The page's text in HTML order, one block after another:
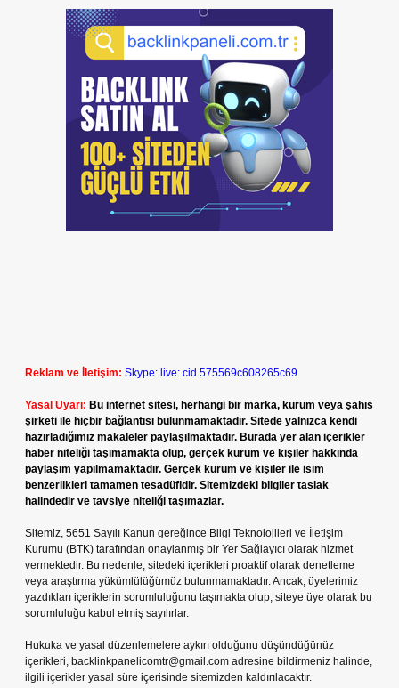
Reklam ve İletişim: Skype: live:.cid.575569c608265c69
Yasal Uyarı: Bu internet sitesi, herhangi bir marka, kurum veya şahıs
şirketi ile hiçbir bağlantısı bulunmamaktadır. Sitede yalnızca kendi
hazırladığımız makaleler paylaşılmaktadır. Burada yer alan içerikler
haber niteliği taşımamakta olup, gerçek kurum ve kişiler hakkında
paylaşım yapılmamaktadır. Gerçek kurum ve kişiler ile isim
benzerlikleri tamamen tesadüfidir. Sitemizdeki bilgiler taslak
halindedir ve tavsiye niteliği taşımazlar.
Sitemiz, 5651 Sayılı Kanun gereğince Bilgi Teknolojileri ve İletişim
Kurumu (BTK) tarafından onaylanmış bir Yer Sağlayıcı olarak hizmet
vermektedir. Bu nedenle, sitedeki içerikleri proaktif olarak denetleme
veya araştırma yükümlülüğümüz bulunmamaktadır. Ancak, üyelerimiz
yazdıkları içeriklerin sorumluluğunu taşımakta olup, siteye üye olarak bu
sorumluluğu kabul etmiş sayılırlar.
Hukuka ve yasal düzenlemelere aykırı olduğunu düşündüğünüz
içerikleri, backlinkpanelicomtr@gmail.com adresine bildirmeniz halinde,
ilgili içerikler yasal süre içerisinde sitemizden kaldırılacaktır.